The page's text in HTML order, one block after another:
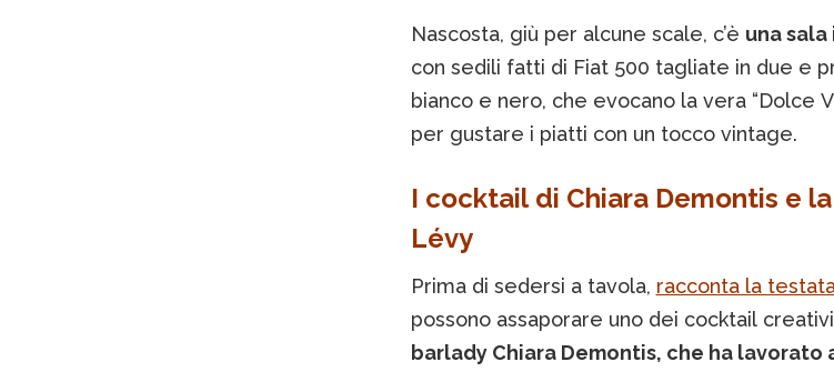
Nascosta, giù per alcune scale, c’è una
con sedili fatti di Fiat 500 tagliate in due e
bianco e nero, che evocano la vera “Dolce
per gustare i piatti con un tocco vintage.
I cocktail di Chiara Demontis e
Lévy
Prima di sedersi a tavola, racconta la
possono assaporare uno dei cocktail
barlady Chiara Demontis, che ha